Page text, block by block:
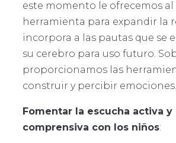
este momento le ofrecemos
herramienta para expandir la
incorpora a las pautas que se
su cerebro para uso futuro.
proporcionamos las
construir y percibir emociones.
Fomentar la escucha activa
comprensiva con los niños: